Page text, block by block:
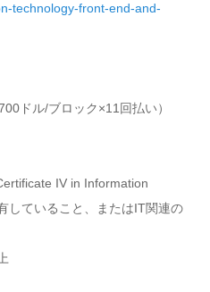
technology-front-end-and-
ドル/ブロック×11回払い）
IV in Information
していること、またはIT関連の